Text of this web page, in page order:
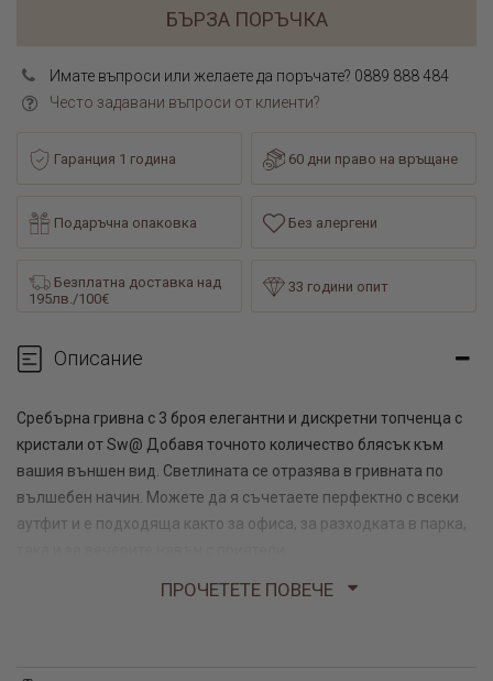
БЪРЗА ПОРЪЧКА
Имате въпроси или желаете да поръчате? 0889 888 484
Често задавани въпроси от клиенти?
Гаранция 1 година 60 дни право на връщане
Подаръчна опаковка Без алергени
Безплатна доставка над
195лв./100€
33 години опит
Описание
Сребърна гривна с 3 броя елегантни и дискретни топченца с
кристали от Sw@ Добавя точното количество блясък към
вашия външен вид. Светлината се отразява в гривната по
вълшебен начин. Можете да я съчетаете перфектно с всеки
аутфит и е подходяща както за офиса, за разходката в парка,
ПРОЧЕТЕТЕ ПОВЕЧЕ